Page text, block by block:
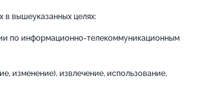
в вышеуказанных целях:
по информационно-телекоммуникационным
изменение), извлечение, использование,